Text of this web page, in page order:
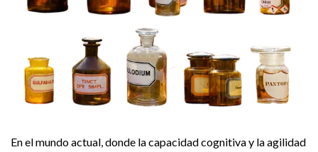
En el mundo actual, donde la capacidad cognitiva y la agilidad